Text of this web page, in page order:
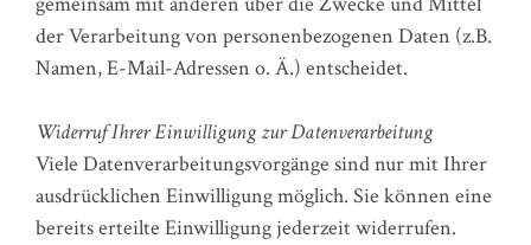
der Verarbeitung von personenbezogenen Daten (z.B.
Namen, E-Mail-Adressen o. Ä.) entscheidet.
Widerruf Ihrer Einwilligung zur Datenverarbeitung
Viele Datenverarbeitungsvorgänge sind nur mit Ihrer
ausdrücklichen Einwilligung möglich. Sie können eine
bereits erteilte Einwilligung jederzeit widerrufen.